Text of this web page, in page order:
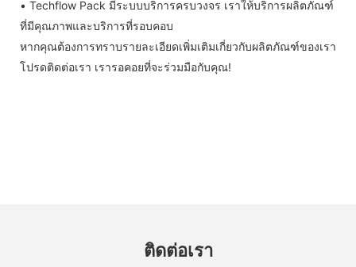
• Techflow Pack มีระบบบริการครบวงจร เราให้บริการผลิตภัณฑ์
ที่มีคุณภาพและบริการที่รอบคอบ
หากคุณต้องการทราบรายละเอียดเพิ่มเติมเกี่ยวกับผลิตภัณฑ์ของเรา
โปรดติดต่อเรา เรารอคอยที่จะร่วมมือกับคุณ!
ติดต่อเรา